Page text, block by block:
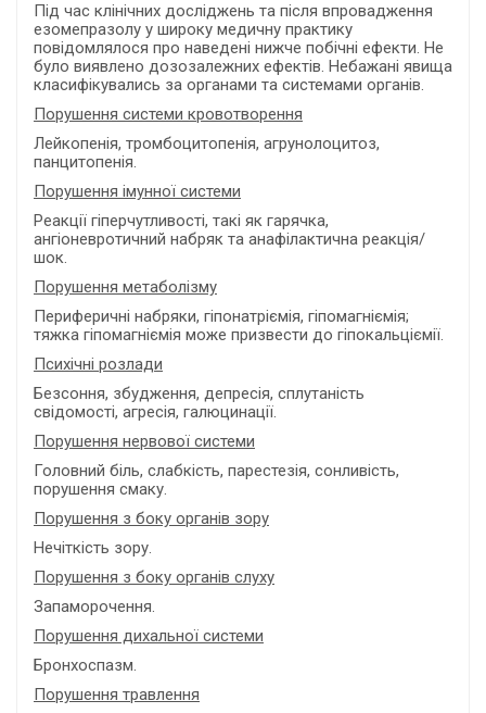
Під час клінічних досліджень та після впровадження
езомепразолу у широку медичну практику
повідомлялося про наведені нижче побічні ефекти. Не
було виявлено дозозалежних ефектів. Небажані явища
класифікувались за органами та системами органів.
Порушення системи кровотворення
Лейкопенія, тромбоцитопенія, агрунолоцитоз,
панцитопенія.
Порушення імунної системи
Реакції гіперчутливості, такі як гарячка,
ангіоневротичний набряк та анафілактична реакція/
шок.
Порушення метаболізму
Периферичні набряки, гіпонатріємія, гіпомагніємія;
тяжка гіпомагніємія може призвести до гіпокальціємії.
Психічні розлади
Безсоння, збудження, депресія, сплутаність
свідомості, агресія, галюцинації.
Порушення нервової системи
Головний біль, слабкість, парестезія, сонливість,
порушення смаку.
Порушення з боку органів зору
Нечіткість зору.
Порушення з боку органів слуху
Запаморочення.
Порушення дихальної системи
Бронхоспазм.
Порушення травлення